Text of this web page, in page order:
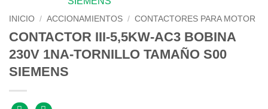
INICIO / ACCIONAMIENTOS / CONTACTORES PARA MOTOR
CONTACTOR III-5,5KW-AC3 BOBINA
230V 1NA-TORNILLO TAMAÑO S00
SIEMENS